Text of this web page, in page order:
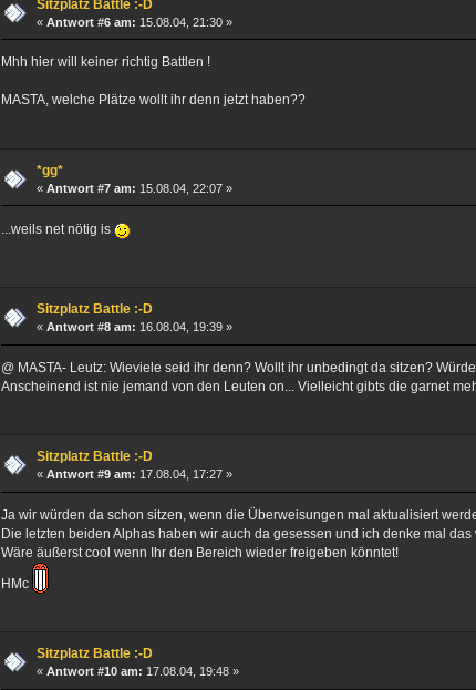
Sitzplatz Battle :-D
«Antwort #6 am: 15.08.04, 21:30 »
Mhh hier will keiner richtig Battlen !
MASTA, welche Plätze wollt ihr denn jetzt haben??
*gg*
«Antwort #7 am: 15.08.04, 22:07 »
...weils net nötig is
Sitzplatz Battle :-D
«Antwort #8 am: 16.08.04, 19:39 »
@ MASTA- Leutz: Wieviele seid ihr denn? Wollt ihr unbedingt da sitzen?
Anscheinend ist nie jemand von den Leuten on... Vielleicht gibts die garnet
Sitzplatz Battle :-D
«Antwort #9 am: 17.08.04, 17:27 »
Ja wir würden da schon sitzen, wenn die Überweisungen mal aktualisiert
Die letzten beiden Alphas haben wir auch da gesessen und ich denke mal
Wäre äußerst cool wenn Ihr den Bereich wieder freigeben könntet!
HMc
Sitzplatz Battle :-D
«Antwort #10 am: 17.08.04, 19:48 »